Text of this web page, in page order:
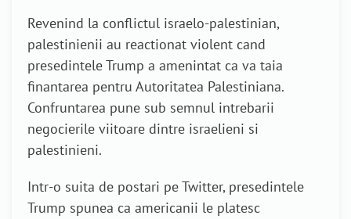
Revenind la conflictul israelo-palestinian,
palestinienii au reactionat violent cand
presedintele Trump a amenintat ca va taia
finantarea pentru Autoritatea Palestiniana.
Confruntarea pune sub semnul intrebarii
negocierile viitoare dintre israelieni si
palestinieni.
Intr-o suita de postari pe Twitter, presedintele
Trump spunea ca americanii le platesc